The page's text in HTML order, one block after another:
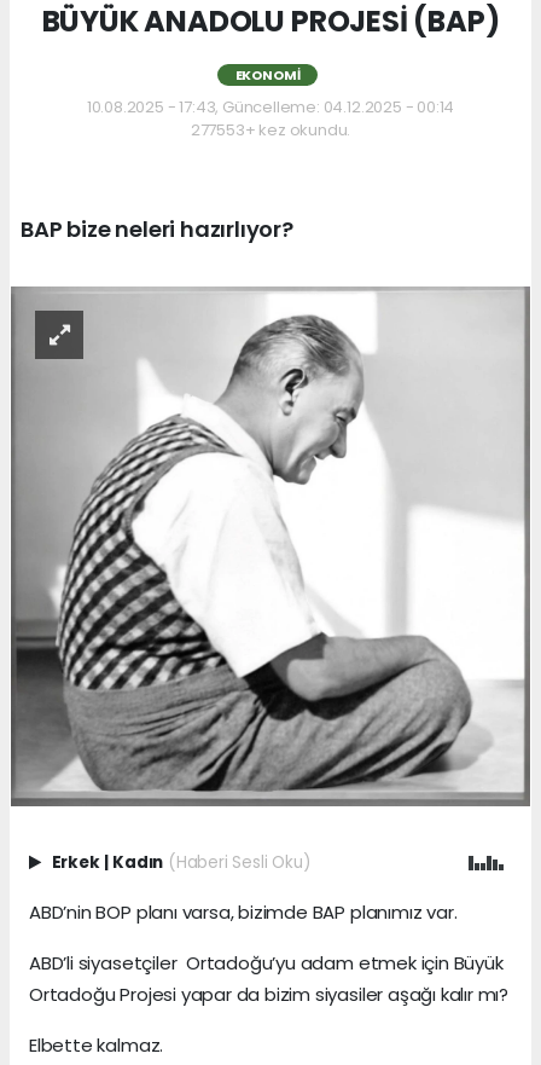
BÜYÜK ANADOLU PROJESİ (BAP)
EKONOMI
10.08.2025 - 17:43, Güncelleme: 04.12.2025 - 00:14
277553+ kez okundu.
BAP bize neleri hazırlıyor?
Erkek Kadın (Haberi Sesli Oku)
ABD’nin BOP planı varsa, bizimde BAP planımız var.
ABD’li siyasetçiler Ortadoğu’yu adam etmek için Büyük
Ortadoğu Projesi yapar da bizim siyasiler aşağı kalır mı?
Elbette kalmaz.